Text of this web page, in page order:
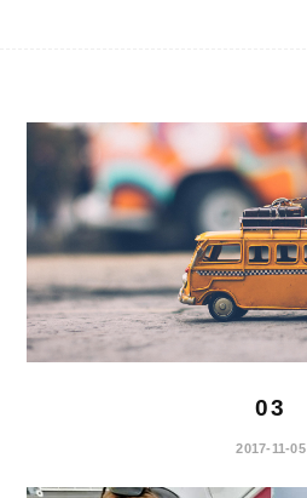
03
2017-11-05